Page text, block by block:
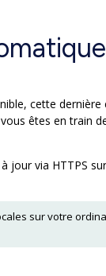
cette
êtes en train
via HTTPS
sur votre